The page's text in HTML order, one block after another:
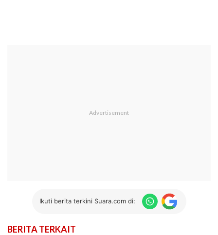
Ikuti berita terkini Suara.com di:
BERITA TERKAIT